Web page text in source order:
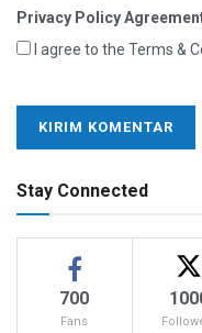
Privacy Policy
I agree to the Terms &
Stay Connected
700
Fans